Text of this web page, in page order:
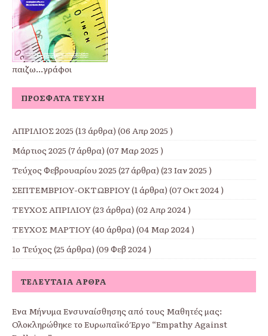
παιζω...γράφοι
ΠΡΌΣΦΑΤΑ ΤΕΎΧΗ
ΑΠΡΙΛΙΟΣ 2025 (13 άρθρα) (06 Απρ 2025 )
Μάρτιος 2025 (7 άρθρα) (07 Μαρ 2025 )
Τεύχος Φεβρουαρίου 2025 (27 άρθρα) (23 Ιαν 2025 )
ΣΕΠΤΕΜΒΡΙΟΥ-ΟΚΤΩΒΡΙΟΥ(1 άρθρα) (07 Οκτ 2024 )
ΤΕΥΧΟΣ ΑΠΡΙΛΙΟΥ(23 άρθρα) (02 Απρ 2024 )
ΤΕΥΧΟΣ ΜΑΡΤΙΟΥ(40 άρθρα) (04 Μαρ 2024 )
1ο Τεύχος (25 άρθρα) (09 Φεβ 2024 )
ΤΕΛΕΥΤΑΊΑ ΆΡΘΡΑ
Ένα Μήνυμα Ενσυναίσθησης από τους Μαθητές μας:
Ολοκληρώθηκε το Ευρωπαϊκό Έργο “Empathy Against